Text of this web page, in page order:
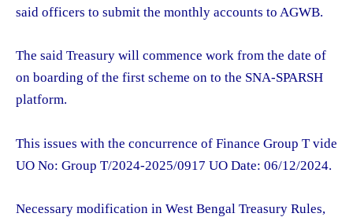
said officers to submit the monthly accounts to AGWB.
The said Treasury will commence work from the date of
on boarding of the first scheme on to the SNA-SPARSH
platform.
This issues with the concurrence of Finance Group T vide
UO No: Group T/2024-2025/0917 UO Date: 06/12/2024.
Necessary modification in West Bengal Treasury Rules,